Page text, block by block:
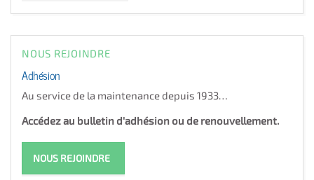
NOUS REJOINDRE
Adhésion
Au service de la maintenance depuis 1933…
Accédez au bulletin d'adhésion ou de renouvellement.
NOUS REJOINDRE